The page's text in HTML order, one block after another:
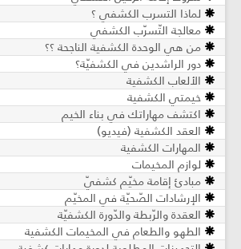
لماذا التسرب الكشفي ؟
معالجة التّسرّب الكشفي
من هي الوحدة الكشفية الناجحة ؟؟
دور الراشدين في الكشفيّة؟
الألعاب الكشفية
خيمتي الكشفية
اكتشف مهاراتك في بناء الخيم
العقد الكشفية (فيديو)
المهارات الكشفية
لوازم المخيمات
مبادئ إقامة مخيّم كشفيّ
الإرشادات الصّحيّة في المخيّم
العقدة والرّبطة والدّورة الكشفيّة
الطهو والطعام في المخيمات الكشفية